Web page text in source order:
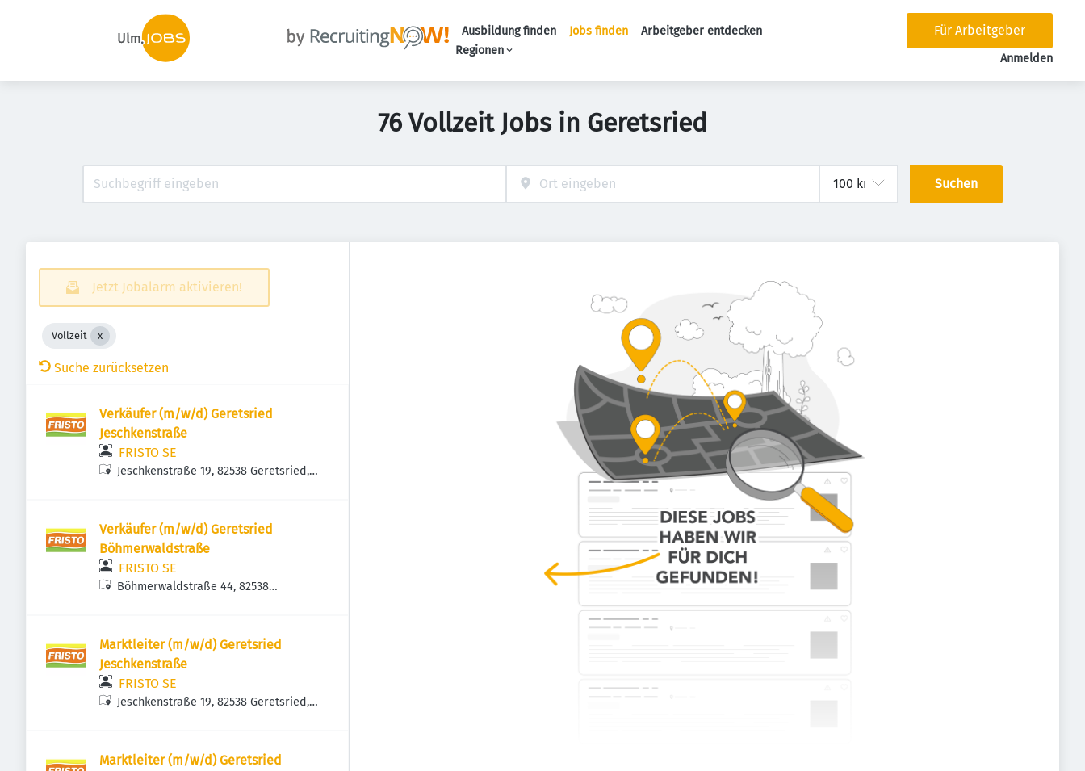
Ausbildung finden Jobs finden
Arbeitgeber entdecken
Regionen
Für Arbeitgeber
Anmelden
76 Vollzeit Jobs in Geretsried
Suchen
Jetzt Jobalarm aktivieren!
Vollzeit
Suche zurücksetzen
Verkäufer (m/w/d) Geretsried
Jeschkenstraße
FRISTO SE
Jeschkenstraße 19, 82538 Geretsried,
Verkäufer (m/w/d) Geretsried
Böhmerwaldstraße
FRISTO SE
Böhmerwaldstraße 44, 82538
Marktleiter (m/w/d) Geretsried
Jeschkenstraße
FRISTO SE
Jeschkenstraße 19, 82538 Geretsried,
Marktleiter (m/w/d) Geretsried